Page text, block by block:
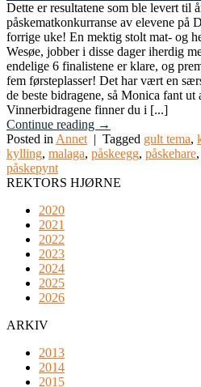
Dette er resultatene som ble levert til
påskematkonkurranse av elevene på
forrige uke! En mektig stolt mat- og
Wesøe, jobber i disse dager iherdig
endelige 6 finalistene er klare, og
fem førsteplasser! Det har vært en
de beste bidragene, så Monica fant
Vinnerbidragene finner du i [...]
Continue reading →
Posted in Annet | Tagged gult tema,
kylling, malaga, påskeegg, påskehare,
påskepynt
REKTORS HJØRNE
2020
2021
2022
2023
2024
2025
2026
ARKIV
2013
2014
2015